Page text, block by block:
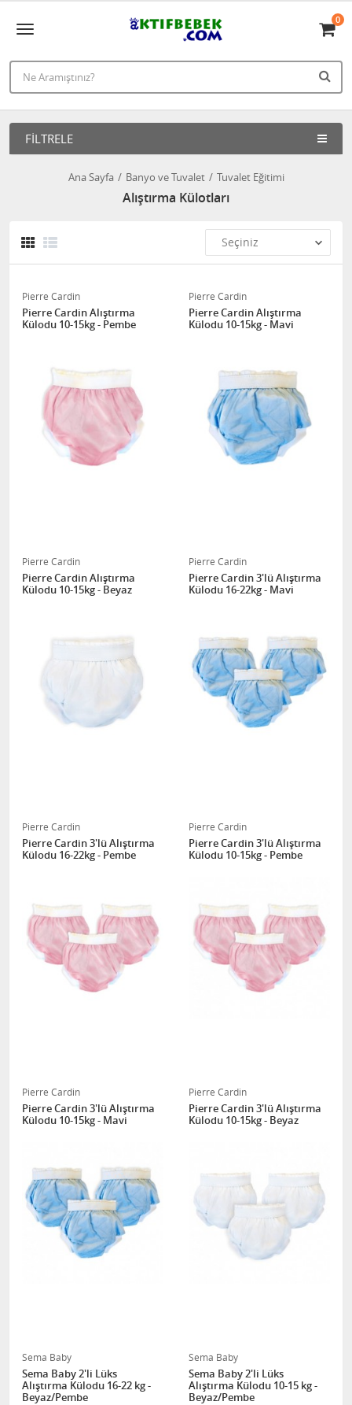
0
FILTRELE
Ana Sayfa Banyo ve Tuvalet Tuvalet Eğitimi
Alıştırma Külotları
Pierre Cardin
Pierre Cardin Alıştırma
Külodu 10-15kg - Pembe
Pierre Cardin
Pierre Cardin Alıştırma
Külodu 10-15kg - Mavi
Pierre Cardin
Pierre Cardin Alıştırma
Külodu 10-15kg - Beyaz
Pierre Cardin
Pierre Cardin 3'lü Alıştırma
Külodu 16-22kg - Mavi
Pierre Cardin
Pierre Cardin 3'lü Alıştırma
Külodu 16-22kg - Pembe
Pierre Cardin
Pierre Cardin 3'lü Alıştırma
Külodu 10-15kg - Pembe
Pierre Cardin
Pierre Cardin 3'lü Alıştırma
Külodu 10-15kg - Mavi
Pierre Cardin
Pierre Cardin 3'lü Alıştırma
Külodu 10-15kg - Beyaz
Sema Baby
Sema Baby 2'li Lüks
Alıştırma Külodu 16-22 kg -
Beyaz/Pembe
Sema Baby
Sema Baby 2'li Lüks
Alıştırma Külodu 10-15 kg -
Beyaz/Pembe